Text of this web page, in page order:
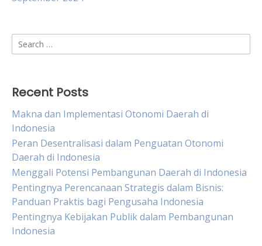
Search
for:
Recent Posts
Makna dan Implementasi Otonomi Daerah di
Indonesia
Peran Desentralisasi dalam Penguatan Otonomi
Daerah di Indonesia
Menggali Potensi Pembangunan Daerah di Indonesia
Pentingnya Perencanaan Strategis dalam Bisnis:
Panduan Praktis bagi Pengusaha Indonesia
Pentingnya Kebijakan Publik dalam Pembangunan
Indonesia